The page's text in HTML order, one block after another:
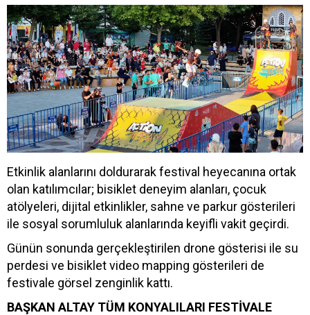
Etkinlik alanlarını doldurarak festival heyecanına ortak
olan katılımcılar; bisiklet deneyim alanları, çocuk
atölyeleri, dijital etkinlikler, sahne ve parkur gösterileri
ile sosyal sorumluluk alanlarında keyifli vakit geçirdi.
Günün sonunda gerçekleştirilen drone gösterisi ile su
perdesi ve bisiklet video mapping gösterileri de
festivale görsel zenginlik kattı.
BAŞKAN ALTAY TÜM KONYALILARI FESTİVALE